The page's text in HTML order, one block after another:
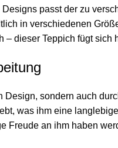
passt der zu
in verschiedenen
dieser Teppich fügt
Design, sondern auch
was ihm eine
Freude an ihm haben